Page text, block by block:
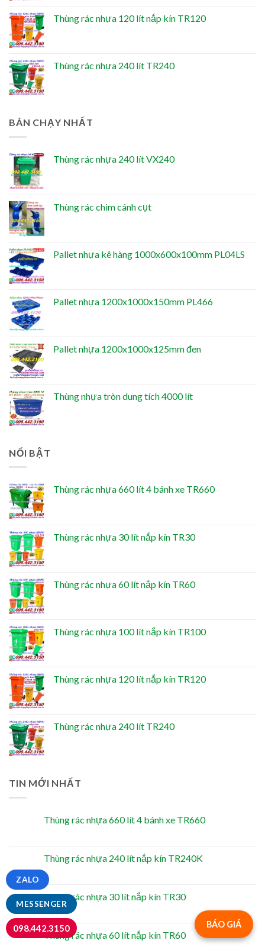
Thùng rác nhựa 120 lít nắp kín TR120
Thùng rác nhựa 240 lít TR240
BÁN CHẠY NHẤT
Thùng rác nhựa 240 lít VX240
Thùng rác chim cánh cụt
Pallet nhựa kê hàng 1000x600x100mm PL04LS
Pallet nhựa 1200x1000x150mm PL466
Pallet nhựa 1200x1000x125mm đen
Thùng nhựa tròn dung tích 4000 lít
NỔI BẬT
Thùng rác nhựa 660 lít 4 bánh xe TR660
Thùng rác nhựa 30 lít nắp kín TR30
Thùng rác nhựa 60 lít nắp kín TR60
Thùng rác nhựa 100 lít nắp kín TR100
Thùng rác nhựa 120 lít nắp kín TR120
Thùng rác nhựa 240 lít TR240
TIN MỚI NHẤT
Thùng rác nhựa 660 lít 4 bánh xe TR660
Thùng rác nhựa 240 lít nắp kín TR240K
Thùng rác nhựa 30 lít nắp kín TR30
Thùng rác nhựa 60 lít nắp kín TR60
BÁO GIÁ
MESSENGER
ZALO
098.442.3150